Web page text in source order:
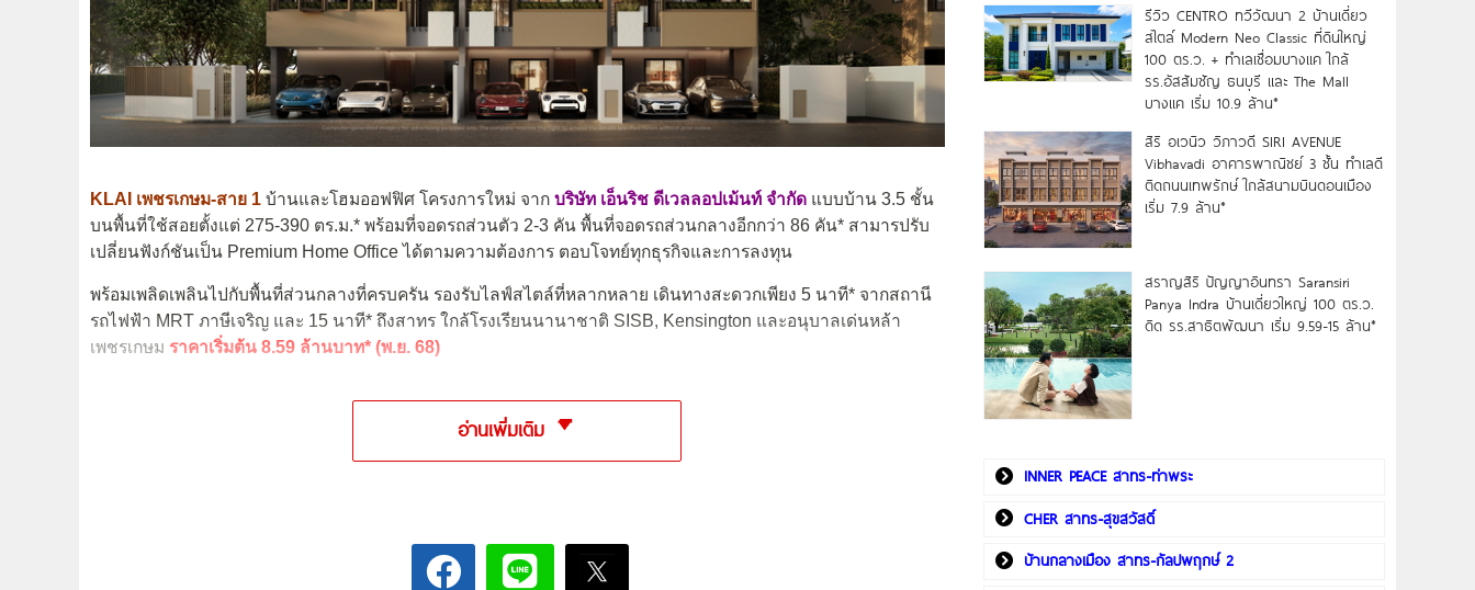
KLAI เพชรเกษม-สาย 1 บ้านและโฮมออฟฟิศ โครงการใหม่ จาก บริษัท เอ็นริช ดีเวลลอปเม้นท์ จำกัด แบบบ้าน 3.5 ชั้น
บนพื้นที่ใช้สอยตั้งแต่ 275-390 ตร.ม.* พร้อมที่จอดรถส่วนตัว 2-3 คัน พื้นที่จอดรถส่วนกลางอีกกว่า 86 คัน* สามารปรับ
เปลี่ยนฟังก์ชันเป็น Premium Home Office ได้ตามความต้องการ ตอบโจทย์ทุกธุรกิจและการลงทุน
พร้อมเพลิดเพลินไปกับพื้นที่ส่วนกลางที่ครบครัน รองรับไลฟ์สไตล์ที่หลากหลาย เดินทางสะดวกเพียง 5 นาที* จากสถานี
รถไฟฟ้า MRT ภาษีเจริญ และ 15 นาที* ถึงสาทร ใกล้โรงเรียนนานาชาติ SISB, Kensington และอนุบาลเด่นหล้า
เพชรเกษม ราคาเริ่มต้น 8.59 ล้านบาท* (พ.ย. 68)
อ่านเพิ่มเติม
รีวิว CENTRO ทวีวัฒนา 2 บ้านเดี่ยว
สไตล์ Modern Neo Classic ที่ดินใหญ่
100 ตร.ว. + ทำเลเชื่อมบางแค ใกล้
รร.อัสสัมชัญ ธนบุรี และ The Mall
บางแค เริ่ม 10.9 ล้าน*
สิริ อเวนิว วิภาวดี SIRI AVENUE
Vibhavadi อาคารพาณิชย์ 3 ชั้น ทำเลดี
ติดถนนเทพรักษ์ ใกล้สนามบินดอนเมือง
เริ่ม 7.9 ล้าน*
สราญสิริ ปัญญาอินทรา Saransiri
Panya Indra บ้านเดี่ยวใหญ่ 100 ตร.ว.
ดิด รร.สาธิตพัฒนา เริ่ม 9.59-15 ล้าน*
INNER PEACE สาทร-ท่าพระ
CHER สาทร-สุขสวัสดิ์
บ้านกลางเมือง สาทร-กัลปพฤกษ์ 2